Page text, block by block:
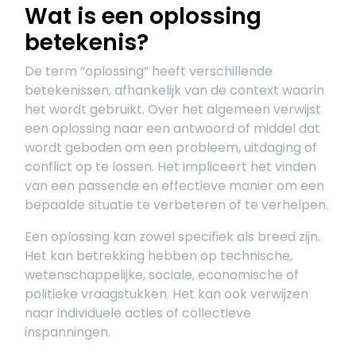
Wat is een oplossing
betekenis?
De term “oplossing” heeft verschillende
betekenissen, afhankelijk van de context waarin
het wordt gebruikt. Over het algemeen verwijst
een oplossing naar een antwoord of middel dat
wordt geboden om een probleem, uitdaging of
conflict op te lossen. Het impliceert het vinden
van een passende en effectieve manier om een
bepaalde situatie te verbeteren of te verhelpen.
Een oplossing kan zowel specifiek als breed zijn.
Het kan betrekking hebben op technische,
wetenschappelijke, sociale, economische of
politieke vraagstukken. Het kan ook verwijzen
naar individuele acties of collectieve
inspanningen.